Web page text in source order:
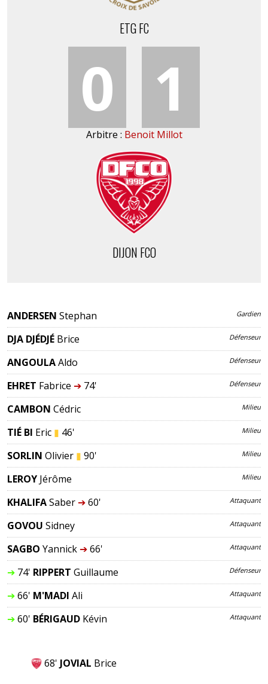
ETG FC
0 1
Arbitre : Benoit Millot
DIJON FCO
ANDERSEN Stephan Gardien
DJA DJÉDJÉ Brice Défenseur
ANGOULAAldo Défenseur
EHRET Fabrice ➔74' Défenseur
CAMBON Cédric Milieu
TIÉ BI Eric ▮ 46' Milieu
SORLIN Olivier ▮ 90' Milieu
LEROY Jérôme Milieu
KHALIFASaber ➔60' Attaquant
GOVOU Sidney Attaquant
SAGBO Yannick ➔66' Attaquant
➔74' RIPPERT Guillaume Défenseur
➔66' M'MADI Ali Attaquant
➔60' BÉRIGAUD Kévin Attaquant
68' JOVIAL Brice